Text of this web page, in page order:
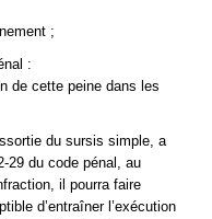
;
:
de cette peine dans les
du sursis simple, a
29 du code pénal, au
il pourra faire
d’entraîner l’exécution